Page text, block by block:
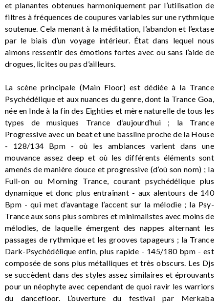
et planantes obtenues harmoniquement par l’utilisation de
filtres à fréquences de coupures variables sur une rythmique
soutenue. Cela menant à la méditation, l’abandon et l’extase
par le biais d’un voyage intérieur. État dans lequel nous
aimons ressentir des émotions fortes avec ou sans l’aide de
drogues, licites ou pas d’ailleurs.
La scène principale (Main Floor) est dédiée à la Trance
Psychédélique et aux nuances du genre, dont la Trance Goa,
née en Inde à la fin des Eighties et mère naturelle de tous les
types de musiques Trance d’aujourd’hui ; la Trance
Progressive avec un beat et une bassline proche de la House
- 128/134 Bpm - où les ambiances varient dans une
mouvance assez deep et où les différents éléments sont
amenés de manière douce et progressive (d’où son nom) ; la
Full-on ou Morning Trance, courant psychédélique plus
dynamique et donc plus entraînant - aux alentours de 140
Bpm - qui met d’avantage l’accent sur la mélodie ; la Psy-
Trance aux sons plus sombres et minimalistes avec moins de
mélodies, de laquelle émergent des nappes alternant les
passages de rythmique et les grooves tapageurs ; la Trance
Dark-Psychédélique enfin, plus rapide - 145/180 bpm - est
composée de sons plus métalliques et très obscurs. Les Djs
se succèdent dans des styles assez similaires et éprouvants
pour un néophyte avec cependant de quoi ravir les warriors
du dancefloor. L’ouverture du festival par Merkaba